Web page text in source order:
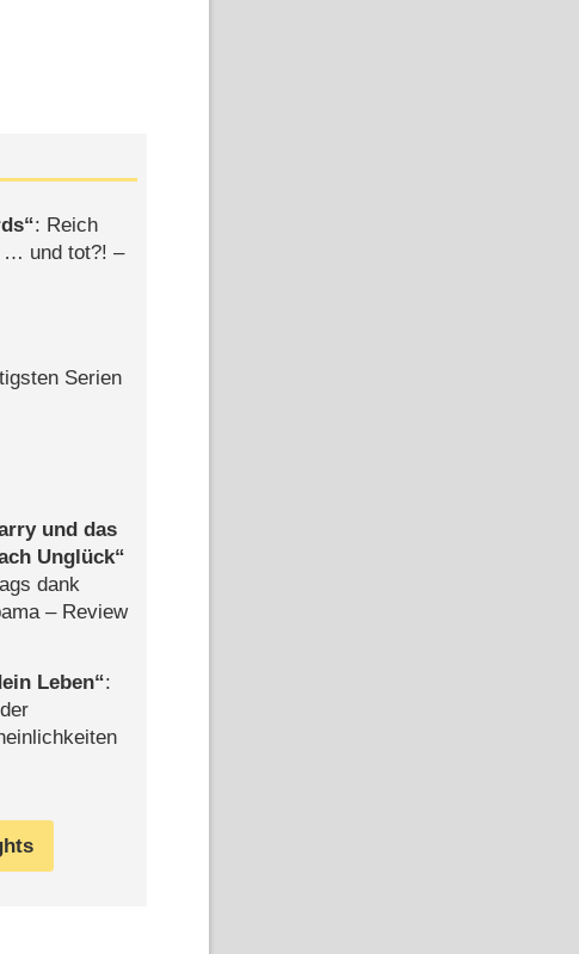
: Reich
… und tot?! –
Serien
und das
Unglück
dank
– Review
Leben :